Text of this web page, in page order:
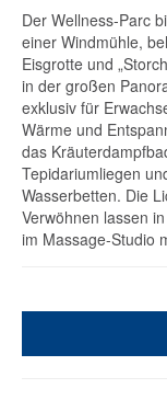
Der Wellness-Parc
einer Windmühle,
Eisgrotte und
in der großen
exklusiv für
Wärme und
das
Tepidariumliegen
Wasserbetten. Die
Verwöhnen lassen
im Massage-Studio